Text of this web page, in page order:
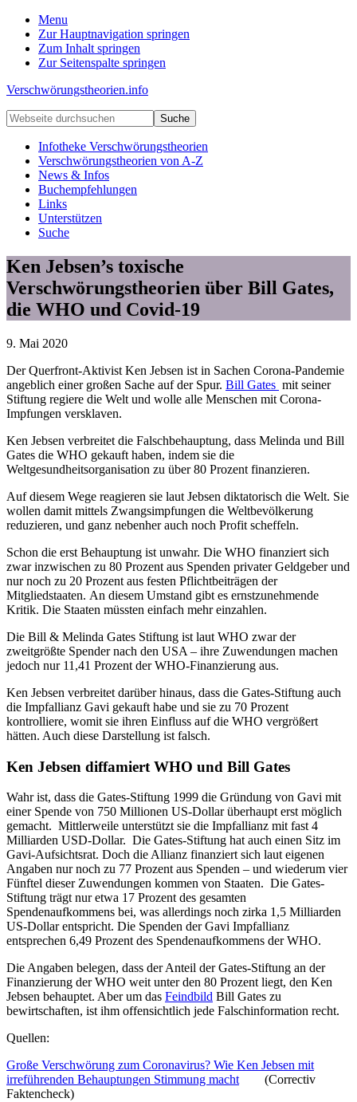
Menu
Zur Hauptnavigation springen
Zum Inhalt springen
Zur Seitenspalte springen
Verschwörungstheorien.info
Beiträge
zu
Merkmalen,
Funktionen
Risiken
konspirationistischen
Denkens
Webseite
durchsuchen
Infotheke Verschwörungstheorien
Verschwörungstheorien von A-Z
News & Infos
Buchempfehlungen
Links
Unterstützen
Suche
Ken Jebsen’s toxische
Verschwörungstheorien über Bill Gates,
die WHO und Covid-19
9. Mai 2020
Der Querfront-Aktivist Ken Jebsen ist in Sachen Corona-Pandemie
angeblich einer großen Sache auf der Spur. Bill Gates mit seiner
Stiftung regiere die Welt und wolle alle Menschen mit Corona-
Impfungen versklaven.
Ken Jebsen verbreitet die Falschbehauptung, dass Melinda und Bill
Gates die WHO gekauft haben, indem sie die
Weltgesundheitsorganisation zu über 80 Prozent finanzieren.
Auf diesem Wege reagieren sie laut Jebsen diktatorisch die Welt. Sie
wollen damit mittels Zwangsimpfungen die Weltbevölkerung
reduzieren, und ganz nebenher auch noch Profit scheffeln.
Schon die erst Behauptung ist unwahr. Die WHO finanziert sich
zwar inzwischen zu 80 Prozent aus Spenden privater Geldgeber und
nur noch zu 20 Prozent aus festen Pflichtbeiträgen der
Mitgliedstaaten. An diesem Umstand gibt es ernstzunehmende
Kritik. Die Staaten müssten einfach mehr einzahlen.
Die Bill & Melinda Gates Stiftung ist laut WHO zwar der
zweitgrößte Spender nach den USA – ihre Zuwendungen machen
jedoch nur 11,41 Prozent der WHO-Finanzierung aus.
Ken Jebsen verbreitet darüber hinaus, dass die Gates-Stiftung auch
die Impfallianz Gavi gekauft habe und sie zu 70 Prozent
kontrolliere, womit sie ihren Einfluss auf die WHO vergrößert
hätten. Auch diese Darstellung ist falsch.
Ken Jebsen diffamiert WHO und Bill Gates
Wahr ist, dass die Gates-Stiftung 1999 die Gründung von Gavi mit
einer Spende von 750 Millionen US-Dollar überhaupt erst möglich
gemacht. Mittlerweile unterstützt sie die Impfallianz mit fast 4
Milliarden USD-Dollar. Die Gates-Stiftung hat auch einen Sitz im
Gavi-Aufsichtsrat. Doch die Allianz finanziert sich laut eigenen
Angaben nur noch zu 77 Prozent aus Spenden – und wiederum vier
Fünftel dieser Zuwendungen kommen von Staaten. Die Gates-
Stiftung trägt nur etwa 17 Prozent des gesamten
Spendenaufkommens bei, was allerdings noch zirka 1,5 Milliarden
US-Dollar entspricht. Die Spenden der Gavi Impfallianz
entsprechen 6,49 Prozent des Spendenaufkommens der WHO.
Die Angaben belegen, dass der Anteil der Gates-Stiftung an der
Finanzierung der WHO weit unter den 80 Prozent liegt, den Ken
Jebsen behauptet. Aber um das Feindbild Bill Gates zu
bewirtschaften, ist ihm offensichtlich jede Falschinformation recht.
Quellen:
Große Verschwörung zum Coronavirus? Wie Ken Jebsen mit
irreführenden Behauptungen Stimmung macht (Correctiv
Faktencheck)